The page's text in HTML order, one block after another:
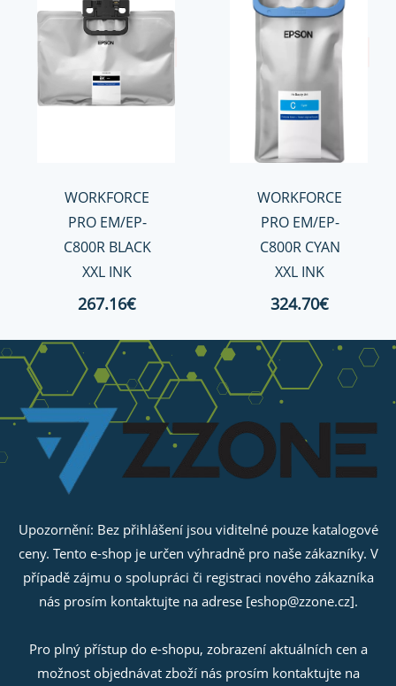
WORKFORCE
PRO EM/EP-
C800R BLACK
XXL INK
267.16€
WORKFORCE
PRO EM/EP-
C800R CYAN
XXL INK
324.70€
Upozornění: Bez přihlášení jsou viditelné pouze katalogové
ceny. Tento e-shop je určen výhradně pro naše zákazníky. V
případě zájmu o spolupráci či registraci nového zákazníka
nás prosím kontaktujte na adrese [eshop@zzone.cz].
Pro plný přístup do e-shopu, zobrazení aktuálních cen a
možnost objednávat zboží nás prosím kontaktujte na